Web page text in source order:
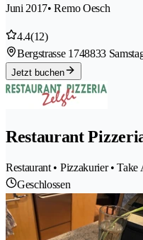
Juni 2017• Remo Oesch
4.4(12)
Bergstrasse 1748833
Jetzt buchen
Restaurant
Restaurant • Pizzakurier •
Geschlossen